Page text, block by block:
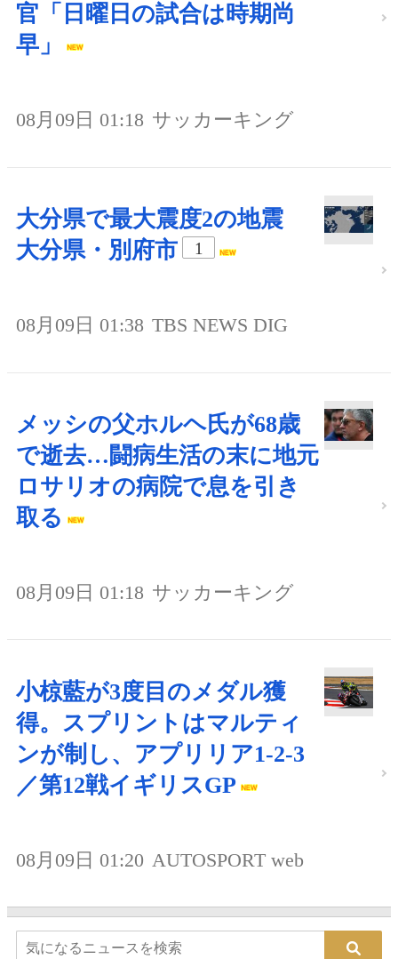
官「日曜日の試合は時期尚
早」
08月09日 01:18 サッカーキング
大分県で最大震度2の地震
大分県・別府市
1
08月09日 01:38 TBS NEWS DIG
メッシの父ホルヘ氏が68歳
で逝去…闘病生活の末に地元
ロサリオの病院で息を引き
取る
08月09日 01:18 サッカーキング
小椋藍が3度目のメダル獲
得。スプリントはマルティ
ンが制し、アプリリア1-2-3
／第12戦イギリスGP
08月09日 01:20 AUTOSPORT web